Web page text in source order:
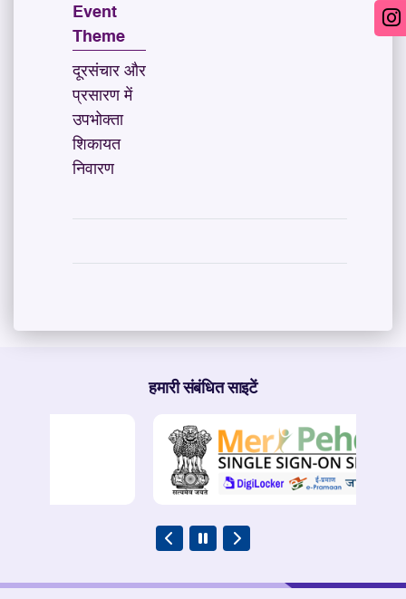
Event
Theme
दूरसंचार और
प्रसारण में
उपभोक्ता
शिकायत
निवारण
हमारी संबंधित साइटें